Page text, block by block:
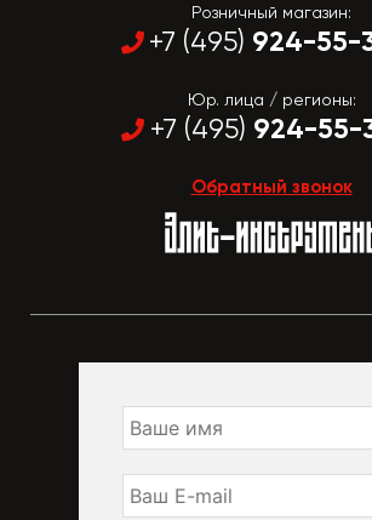
Розничный магазин:
+7 (495) 924-55-
Юр. лица / регионы:
+7 (495) 924-55-
Обратный звонок